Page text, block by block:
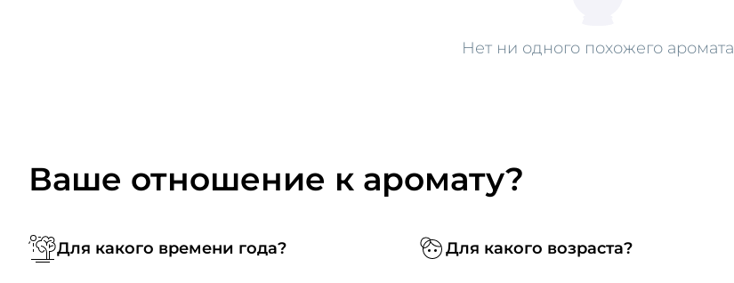
Нет ни одного похожего аромата
Ваше отношение к аромату?
Для какого времени года? Для какого возраста?